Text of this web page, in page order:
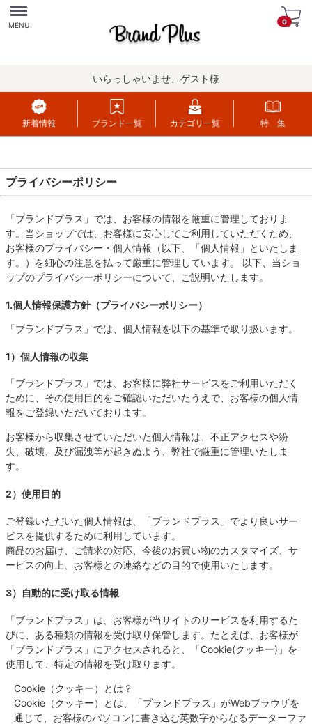
Menu
MENU 0
いらっしゃいませ、ゲスト様
新着情報 ブランド一覧 カテゴリ一覧 特 集
プライバシーポリシー
「ブランドプラス」では、お客様の情報を厳重に管理しておりま
す。当ショップでは、お客様に安心してご利用していただくため、
お客様のプライバシー・個人情報（以下、「個人情報」といたしま
す。）を細心の注意を払って厳重に管理しています。 以下、当ショ
ップのプライバシーポリシーについて、ご説明いたします。
1.個人情報保護方針（プライバシーポリシー）
「ブランドプラス」では、個人情報を以下の基準で取り扱います。
1）個人情報の収集
「ブランドプラス」では、お客様に弊社サービスをご利用いただく
ために、その使用目的をご確認いただいたうえで、お客様の個人情
報をご登録いただいております。
お客様から収集させていただいた個人情報は、不正アクセスや紛
失、破壊、及び漏洩等が起きぬよう、弊社で厳重に管理いたしま
す。
2）使用目的
ご登録いただいた個人情報は、「ブランドプラス」でより良いサー
ビスを提供するために利用しています。
商品のお届け、ご請求の対応、今後のお買い物のカスタマイズ、サ
ービスの向上、お客様との連絡などの目的で使用いたします。
3）自動的に受け取る情報
「ブランドプラス」は、お客様が当サイトのサービスを利用するた
びに、ある種類の情報を受け取り保管します。たとえば、お客様が
「ブランドプラス」にアクセスされると、「Cookie(クッキー)」を
使用して、特定の情報を受け取ります。
Cookie（クッキー）とは？
Cookie（クッキー）とは、「ブランドプラス」がWebブラウザを
通じて、お客様のパソコンに書き込む英数字からなるデーターファ